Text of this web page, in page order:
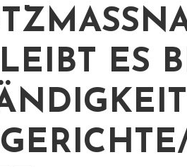
ES BEI